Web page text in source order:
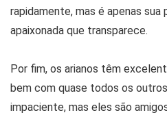
rapidamente, mas é apenas sua
apaixonada que transparece.
Por fim, os arianos têm
bem com quase todos os
impaciente, mas eles são